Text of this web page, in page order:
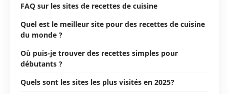
FAQ sur les sites de recettes de cuisine
Quel est le meilleur site pour des recettes de cuisine
du monde ?
Où puis-je trouver des recettes simples pour
débutants ?
Quels sont les sites les plus visités en 2025?